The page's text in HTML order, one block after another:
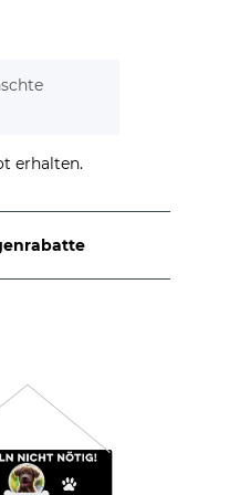
erhalten.